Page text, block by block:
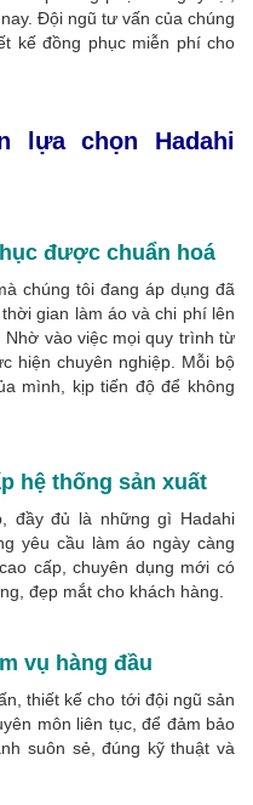
Đội ngũ tư vấn của chúng
kế đồng phục miễn phí cho
lựa chọn Hadahi
được chuẩn hoá
chúng tôi đang áp dụng đã
gian làm áo và chi phí lên
vào việc mọi quy trình từ
hiện chuyên nghiệp. Mỗi bộ
mình, kịp tiến độ để không
hệ thống sản xuất
đầy đủ là những gì Hadahi
yêu cầu làm áo ngày càng
cấp, chuyên dụng mới có
đẹp mắt cho khách hàng.
vụ hàng đầu
thiết kế cho tới đội ngũ sản
môn liên tục, để đảm bảo
suôn sẻ, đúng kỹ thuật và